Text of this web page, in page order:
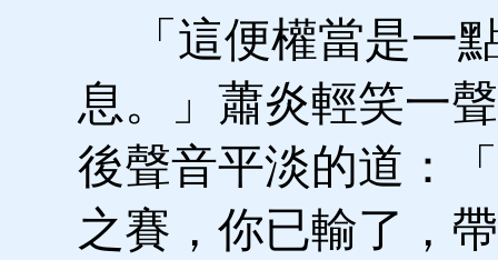
「這便權當是一
息。」蕭炎輕笑一
後聲音平淡的道：
之賽，你已輸了，